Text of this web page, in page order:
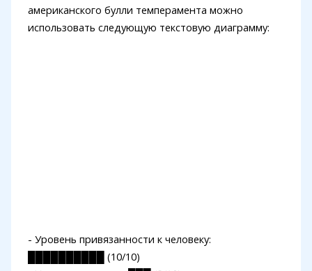
американского булли темперамента можно
использовать следующую текстовую диаграмму:
- Уровень привязанности к человеку:
██████████ (10/10)